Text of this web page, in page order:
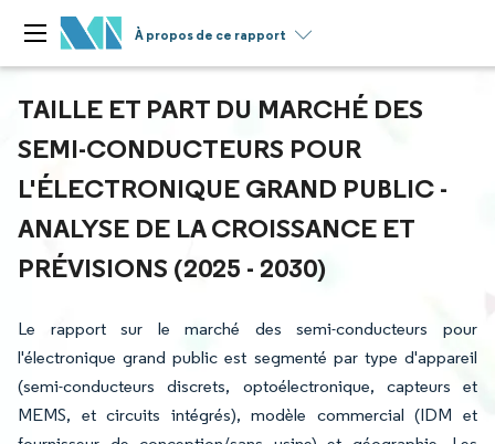
À propos de ce rapport
TAILLE ET PART DU MARCHÉ DES
SEMI-CONDUCTEURS POUR
L'ÉLECTRONIQUE GRAND PUBLIC -
ANALYSE DE LA CROISSANCE ET
PRÉVISIONS (2025 - 2030)
Le rapport sur le marché des semi-conducteurs pour
l'électronique grand public est segmenté par type d'appareil
(semi-conducteurs discrets, optoélectronique, capteurs et
MEMS, et circuits intégrés), modèle commercial (IDM et